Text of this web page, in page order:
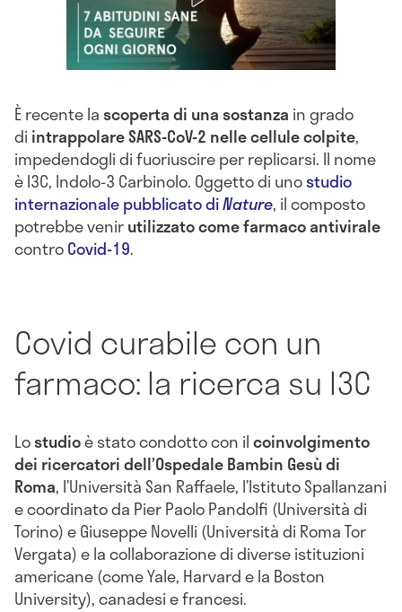
È recente lascoperta di una sostanza in grado
di intrappolare SARS-CoV-2 nelle cellule colpite,
impedendogli di fuoriuscire per replicarsi. Il nome
è I3C, Indolo-3 Carbinolo. Oggetto di unostudio
internazionale pubblicato diNature, il composto
potrebbe venirutilizzato come farmaco antivirale
controCovid-19.
Covid curabile con un
farmaco: la ricerca su I3C
Lostudioè stato condotto con ilcoinvolgimento
dei ricercatori dell’Ospedale Bambin Gesù di
Roma, l’Università San Raffaele, l’Istituto Spallanzani
e coordinato da Pier Paolo Pandolfi (Università di
Torino) e Giuseppe Novelli (Università di Roma Tor
Vergata) e la collaborazione di diverse istituzioni
americane (come Yale, Harvard e la Boston
University), canadesi e francesi.